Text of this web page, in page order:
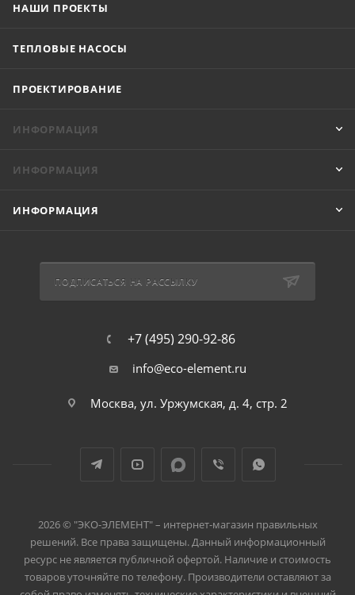
НАШИ ПРОЕКТЫ
ТЕПЛОВЫЕ НАСОСЫ
ПРОЕКТИРОВАНИЕ
ИНФОРМАЦИЯ
ИНФОРМАЦИЯ
ИНФОРМАЦИЯ
ПОДПИСАТЬСЯ НА РАССЫЛКУ
+7 (495) 290-92-86
info@eco-element.ru
Москва, ул. Уржумская, д. 4, стр. 2
2026 © "ЭКО-ЭЛЕМЕНТ" – интернет-магазин правильных
решений. Все права защищены. Данный информационный
ресурс не является публичной офертой. Наличие и стоимость
товаров уточняйте по телефону. Производители оставляют за